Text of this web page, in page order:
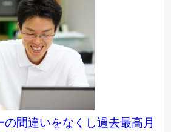
の間違いをなくし過去最高月